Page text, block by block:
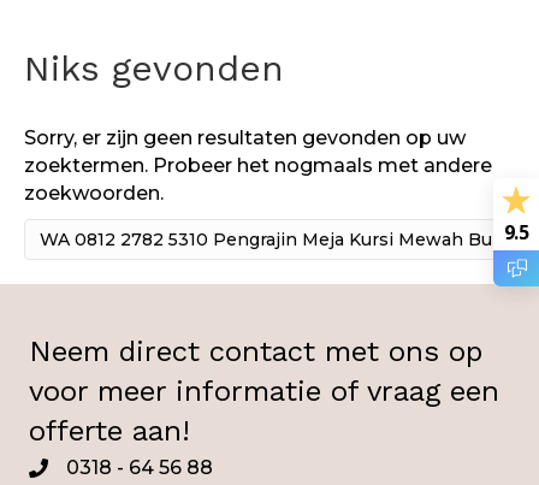
Niks gevonden
Sorry, er zijn geen resultaten gevonden op uw
zoektermen. Probeer het nogmaals met andere
zoekwoorden.
Neem direct contact met ons op
voor meer informatie of vraag een
offerte aan!
03450318 - 64 56 88
9.5